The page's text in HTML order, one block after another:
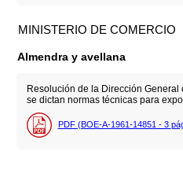
MINISTERIO DE COMERCIO
Almendra y avellana
Resolución de la Dirección
se dictan normas técnicas para
PDF (BOE-A-1961-14851 - 3